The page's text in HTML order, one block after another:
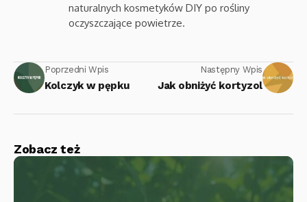
naturalnych kosmetyków DIY po rośliny
oczyszczające powietrze.
Poprzedni Wpis
Kolczyk w pępku
Następny Wpis
Jak obniżyć kortyzol
Zobacz też